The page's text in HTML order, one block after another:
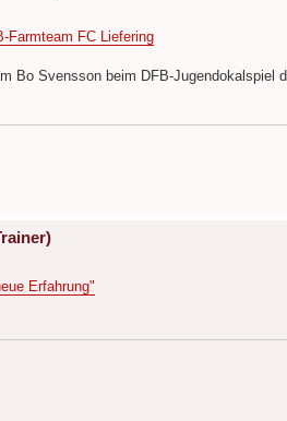
Farmteam FC Liefering
Bo Svensson beim DFB-Jugendokalspiel
Erfahrung"